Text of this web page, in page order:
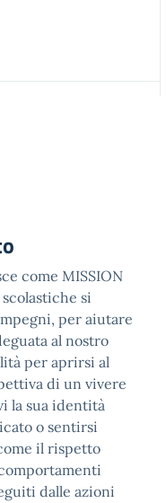
come MISSION
si
per aiutare
al nostro
per aprirsi al
di un vivere
la sua identità
o sentirsi
il rispetto
dalle azioni